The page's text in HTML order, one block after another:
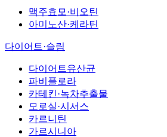
맥주효모·비오틴
아미노산·케라틴
다이어트·슬림
다이어트유산균
파비플로라
카테킨·녹차추출물
모로실·시서스
카르니틴
가르시니아